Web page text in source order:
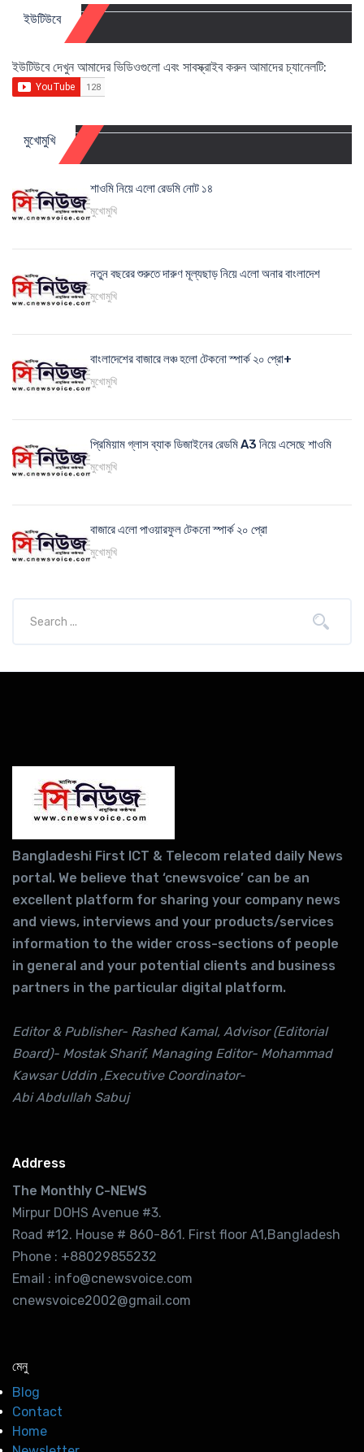
ইউটিউবে
ইউটিউবে দেখুন আমাদের ভিডিওগুলো এবং সাবস্ক্রাইব করুন আমাদের চ্যানেলটি:
মুখোমুখি
শাওমি নিয়ে এলো রেডমি নোট ১৪
মুখোমুখি
নতুন বছরের শুরুতে দারুণ মূল্যছাড় নিয়ে এলো অনার বাংলাদেশ
মুখোমুখি
বাংলাদেশের বাজারে লঞ্চ হলো টেকনো স্পার্ক ২০ প্রো+
মুখোমুখি
প্রিমিয়াম গ্লাস ব্যাক ডিজাইনের রেডমি A3 নিয়ে এসেছে শাওমি
মুখোমুখি
বাজারে এলো পাওয়ারফুল টেকনো স্পার্ক ২০ প্রো
মুখোমুখি
Bangladeshi First ICT & Telecom related daily News
portal. We believe that ‘cnewsvoice’ can be an
excellent platform for sharing your company news
and views, interviews and your products/services
information to the wider cross-sections of people
in general and your potential clients and business
partners in the particular digital platform.
Editor & Publisher- Rashed Kamal, Advisor (Editorial
Board)- Mostak Sharif, Managing Editor- Mohammad
Kawsar Uddin ,Executive Coordinator-
Abi Abdullah Sabuj
Address
The Monthly C-NEWS
Mirpur DOHS Avenue #3.
Road #12. House # 860-861. First floor A1,Bangladesh
Phone : +88029855232
Email : info@cnewsvoice.com
cnewsvoice2002@gmail.com
মেনু
Blog
Contact
Home